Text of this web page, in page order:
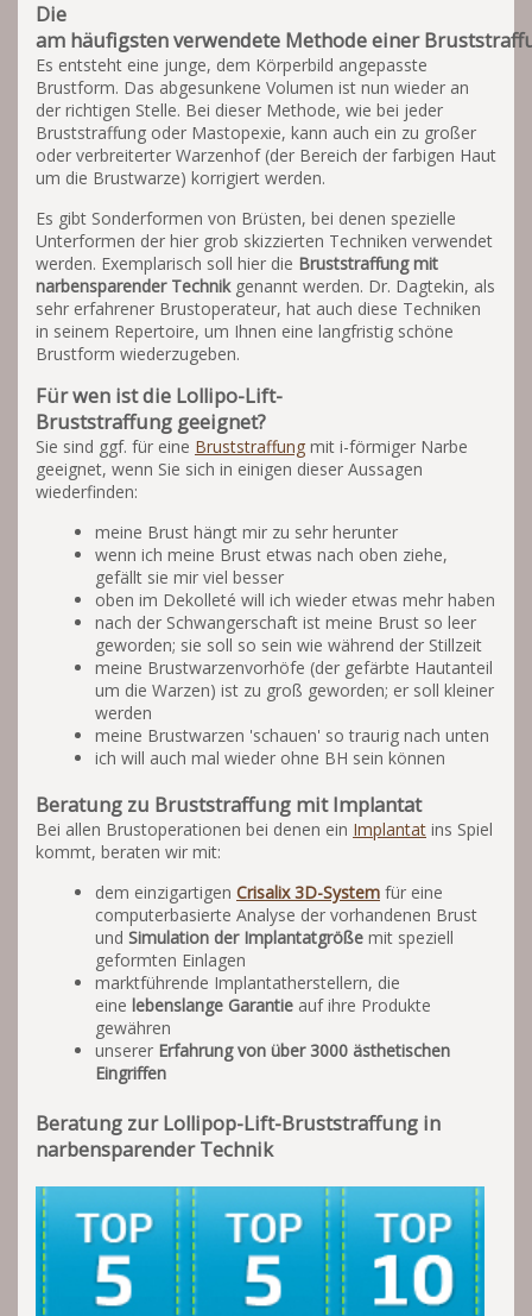
Die
am häufigsten verwendete Methode einer
Es entsteht eine junge, dem Körperbild angepasste
Brustform. Das abgesunkene Volumen ist nun wieder an
der richtigen Stelle. Bei dieser Methode, wie bei jeder
Bruststraffung oder Mastopexie, kann auch ein zu großer
oder verbreiterter Warzenhof (der Bereich der farbigen Haut
um die Brustwarze) korrigiert werden.
Es gibt Sonderformen von Brüsten, bei denen spezielle
Unterformen der hier grob skizzierten Techniken verwendet
werden. Exemplarisch soll hier die Bruststraffung mit
narbensparender Technik genannt werden. Dr. Dagtekin, als
sehr erfahrener Brustoperateur, hat auch diese Techniken
in seinem Repertoire, um Ihnen eine langfristig schöne
Brustform wiederzugeben.
Für wen ist die Lollipo-Lift-
Bruststraffung geeignet?
Sie sind ggf. für eine Bruststraffung mit i-förmiger Narbe
geeignet, wenn Sie sich in einigen dieser Aussagen
wiederfinden:
meine Brust hängt mir zu sehr herunter
wenn ich meine Brust etwas nach oben ziehe,
gefällt sie mir viel besser
oben im Dekolleté will ich wieder etwas mehr haben
nach der Schwangerschaft ist meine Brust so leer
geworden; sie soll so sein wie während der Stillzeit
meine Brustwarzenvorhöfe (der gefärbte Hautanteil
um die Warzen) ist zu groß geworden; er soll kleiner
werden
meine Brustwarzen 'schauen' so traurig nach unten
ich will auch mal wieder ohne BH sein können
Beratung zu Bruststraffung mit Implantat
Bei allen Brustoperationen bei denen ein Implantat ins Spiel
kommt, beraten wir mit:
dem einzigartigen Crisalix 3D-System für eine
computerbasierte Analyse der vorhandenen Brust
und Simulation der Implantatgröße mit speziell
geformten Einlagen
marktführende Implantatherstellern, die
eine lebenslange Garantie auf ihre Produkte
gewähren
unserer Erfahrung von über 3000 ästhetischen
Eingriffen
Beratung zur Lollipop-Lift-Bruststraffung in
narbensparender Technik